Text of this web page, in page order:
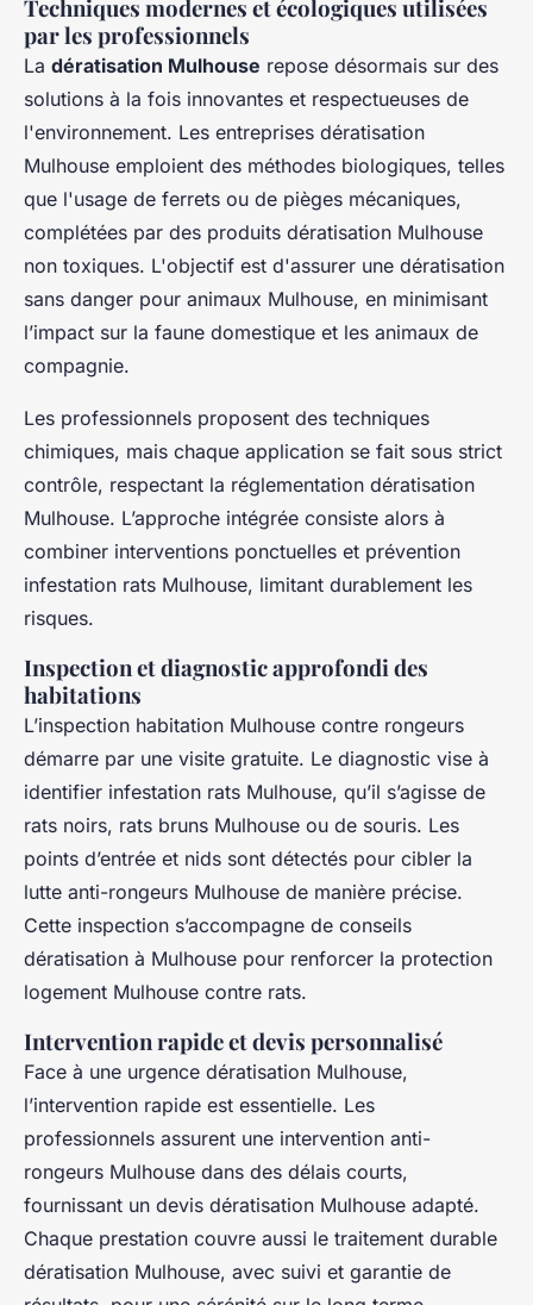
Techniques modernes et écologiques utilisées
par les professionnels
La dératisation Mulhouse repose désormais sur des
solutions à la fois innovantes et respectueuses de
l'environnement. Les entreprises dératisation
Mulhouse emploient des méthodes biologiques, telles
que l'usage de ferrets ou de pièges mécaniques,
complétées par des produits dératisation Mulhouse
non toxiques. L'objectif est d'assurer une dératisation
sans danger pour animaux Mulhouse, en minimisant
l’impact sur la faune domestique et les animaux de
compagnie.
Les professionnels proposent des techniques
chimiques, mais chaque application se fait sous strict
contrôle, respectant la réglementation dératisation
Mulhouse. L’approche intégrée consiste alors à
combiner interventions ponctuelles et prévention
infestation rats Mulhouse, limitant durablement les
risques.
Inspection et diagnostic approfondi des
habitations
L’inspection habitation Mulhouse contre rongeurs
démarre par une visite gratuite. Le diagnostic vise à
identifier infestation rats Mulhouse, qu’il s’agisse de
rats noirs, rats bruns Mulhouse ou de souris. Les
points d’entrée et nids sont détectés pour cibler la
lutte anti-rongeurs Mulhouse de manière précise.
Cette inspection s’accompagne de conseils
dératisation à Mulhouse pour renforcer la protection
logement Mulhouse contre rats.
Intervention rapide et devis personnalisé
Face à une urgence dératisation Mulhouse,
l’intervention rapide est essentielle. Les
professionnels assurent une intervention anti-
rongeurs Mulhouse dans des délais courts,
fournissant un devis dératisation Mulhouse adapté.
Chaque prestation couvre aussi le traitement durable
dératisation Mulhouse, avec suivi et garantie de